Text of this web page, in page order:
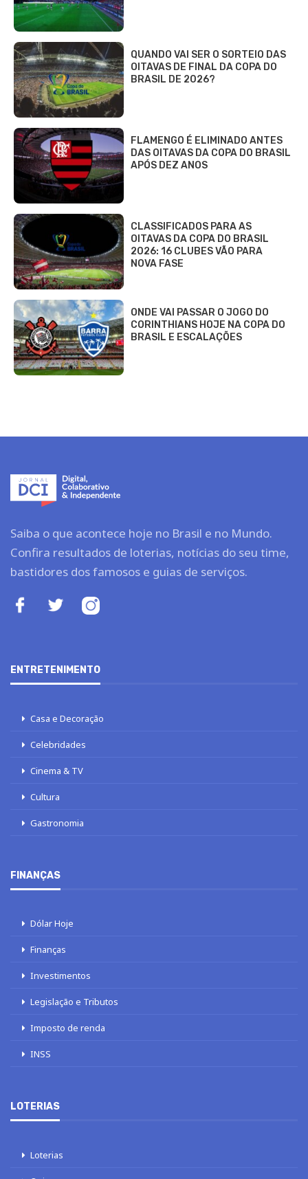
QUANDO VAI SER O SORTEIO DAS
OITAVAS DE FINAL DA COPA DO
BRASIL DE 2026?
FLAMENGO É ELIMINADO ANTES
DAS OITAVAS DA COPA DO BRASIL
APÓS DEZ ANOS
CLASSIFICADOS PARA AS
OITAVAS DA COPA DO BRASIL
2026: 16 CLUBES VÃO PARA
NOVA FASE
ONDE VAI PASSAR O JOGO DO
CORINTHIANS HOJE NA COPA DO
BRASIL E ESCALAÇÕES
Saiba o que acontece hoje no Brasil e no Mundo.
Confira resultados de loterias, notícias do seu time,
bastidores dos famosos e guias de serviços.
ENTRETENIMENTO
Casa e Decoração
Celebridades
Cinema & TV
Cultura
Gastronomia
FINANÇAS
Dólar Hoje
Finanças
Investimentos
Legislação e Tributos
Imposto de renda
INSS
LOTERIAS
Loterias